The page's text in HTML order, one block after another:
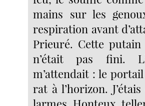
mains sur les
respiration avant
Prieuré. Cette
n’était pas fini.
m’attendait : le
rat à l’horizon.